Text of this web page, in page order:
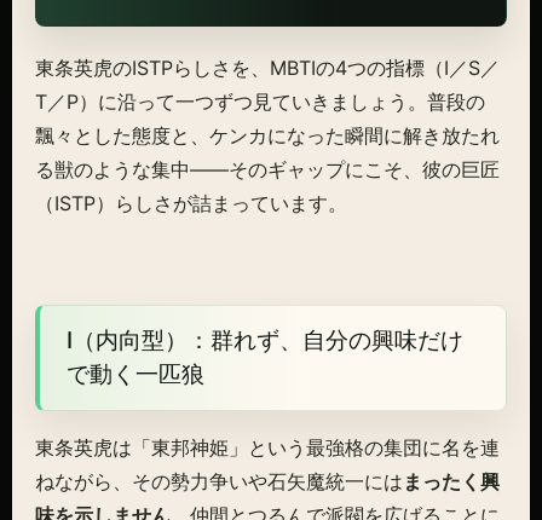
東条英虎のISTPらしさを、MBTIの4つの指標（I／S／
T／P）に沿って一つずつ見ていきましょう。普段の
飄々とした態度と、ケンカになった瞬間に解き放たれ
る獣のような集中——そのギャップにこそ、彼の巨匠
（ISTP）らしさが詰まっています。
I（内向型）：群れず、自分の興味だけ
で動く一匹狼
東条英虎は「東邦神姫」という最強格の集団に名を連
ねながら、その勢力争いや石矢魔統一には まったく興